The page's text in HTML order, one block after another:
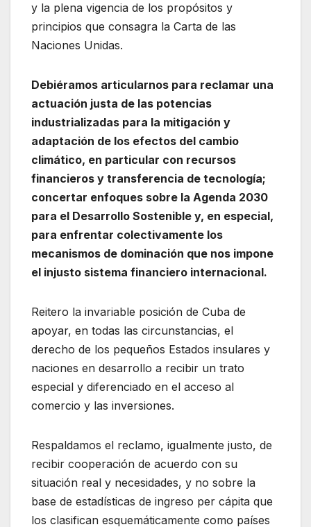
y la plena vigencia de los propósitos y
principios que consagra la Carta de las
Naciones Unidas.
Debiéramos articularnos para reclamar una
actuación justa de las potencias
industrializadas para la mitigación y
adaptación de los efectos del cambio
climático, en particular con recursos
financieros y transferencia de tecnología;
concertar enfoques sobre la Agenda 2030
para el Desarrollo Sostenible y, en especial,
para enfrentar colectivamente los
mecanismos de dominación que nos impone
el injusto sistema financiero internacional.
Reitero la invariable posición de Cuba de
apoyar, en todas las circunstancias, el
derecho de los pequeños Estados insulares y
naciones en desarrollo a recibir un trato
especial y diferenciado en el acceso al
comercio y las inversiones.
Respaldamos el reclamo, igualmente justo, de
recibir cooperación de acuerdo con su
situación real y necesidades, y no sobre la
base de estadísticas de ingreso per cápita que
los clasifican esquemáticamente como países